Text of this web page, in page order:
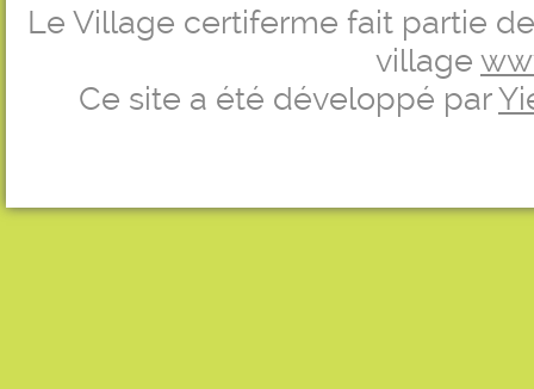
Le Village certiferme fait partie
village
Ce site a été développé par